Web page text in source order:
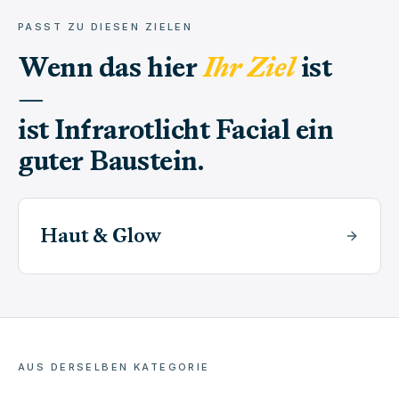
PASST ZU DIESEN ZIELEN
Wenn das hierIhr Zielist
—
ist Infrarotlicht Facialein
guter Baustein.
Haut & Glow
AUS DERSELBEN KATEGORIE